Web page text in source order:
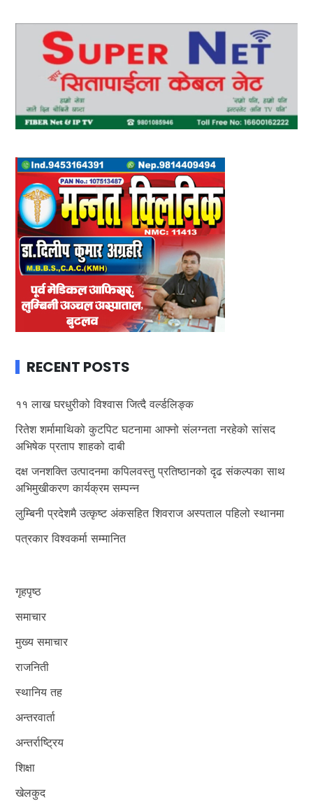
RECENT POSTS
११ लाख घरधुरीको विश्वास जित्दै वर्ल्डलिङ्क
रितेश शर्मामाथिको कुटपिट घटनामा आफ्नो संलग्नता नरहेको सांसद
अभिषेक प्रताप शाहको दाबी
दक्ष जनशक्ति उत्पादनमा कपिलवस्तु प्रतिष्ठानको दृढ संकल्पका साथ
अभिमुखीकरण कार्यक्रम सम्पन्न
लुम्बिनी प्रदेशमै उत्कृष्ट अंकसहित शिवराज अस्पताल पहिलो स्थानमा
पत्रकार विश्वकर्मा सम्मानित
गृहपृष्ठ
समाचार
मुख्य समाचार
राजनिती
स्थानिय तह
अन्तरवार्ता
अन्तर्राष्ट्रिय
शिक्षा
खेलकुद